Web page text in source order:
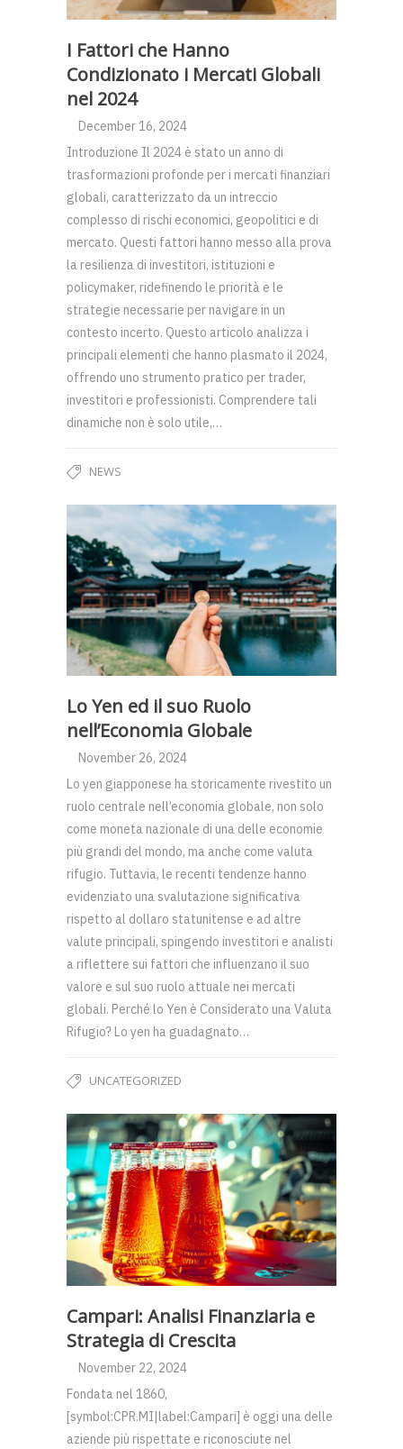
I Fattori che Hanno
Condizionato i Mercati Globali
nel 2024
December 16, 2024
Introduzione Il 2024 è stato un anno di
trasformazioni profonde per i mercati finanziari
globali, caratterizzato da un intreccio
complesso di rischi economici, geopolitici e di
mercato. Questi fattori hanno messo alla prova
la resilienza di investitori, istituzioni e
policymaker, ridefinendo le priorità e le
strategie necessarie per navigare in un
contesto incerto. Questo articolo analizza i
principali elementi che hanno plasmato il 2024,
offrendo uno strumento pratico per trader,
investitori e professionisti. Comprendere tali
dinamiche non è solo utile,…
NEWS
Lo Yen ed il suo Ruolo
nell’Economia Globale
November 26, 2024
Lo yen giapponese ha storicamente rivestito un
ruolo centrale nell’economia globale, non solo
come moneta nazionale di una delle economie
più grandi del mondo, ma anche come valuta
rifugio. Tuttavia, le recenti tendenze hanno
evidenziato una svalutazione significativa
rispetto al dollaro statunitense e ad altre
valute principali, spingendo investitori e analisti
a riflettere sui fattori che influenzano il suo
valore e sul suo ruolo attuale nei mercati
globali. Perché lo Yen è Considerato una Valuta
Rifugio? Lo yen ha guadagnato…
UNCATEGORIZED
Campari: Analisi Finanziaria e
Strategia di Crescita
November 22, 2024
Fondata nel 1860,
[symbol:CPR.MI|label:Campari] è oggi una delle
aziende più rispettate e riconosciute nel